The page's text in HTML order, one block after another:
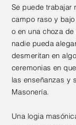
Se puede trabajar
campo raso y
o en una choza
nadie pueda
desmeritan en
ceremonias en
las enseñanzas y
Masonería.
Una logia